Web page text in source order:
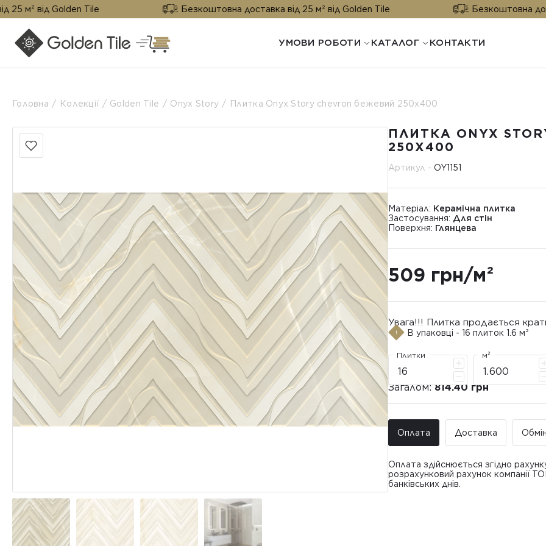
Tile Безкоштовна доставка від 25 м² від Golden Tile Безкоштовна доставка від
УМОВИ РОБОТИ КАТАЛОГ КОНТАКТИ
Головна Колекції Golden Tile Onyx Story Плитка Onyx Story chevron бежевий 250x400
ПЛИТКА ONYX
250X400
Артикул -OY1151
Матеріал: Керамічна плитка
Застосування: Для стін
Поверхня: Глянцева
509 грн/м²
Увага!!! Плитка продається
В упаковці - 16 плиток 1.6 м²
Плитки м²
Загалом:814.40 грн
Оплата Доставка Обмін
Оплата здійснюється згідно
розрахунковий рахунок компанії
банківських днів.